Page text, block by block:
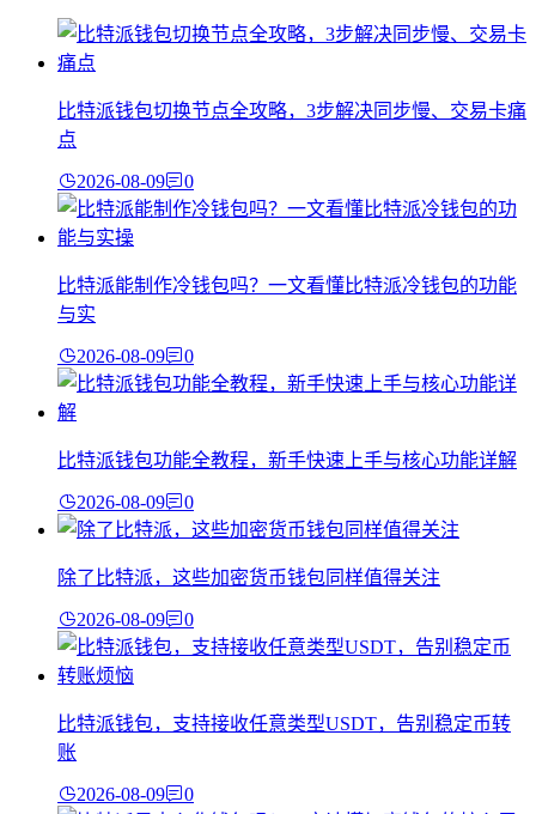
比特派钱包切换节点全攻略，3步解决同步慢、交易卡痛
点
2026-08-09 0
比特派能制作冷钱包吗？一文看懂比特派冷钱包的功能
与实
2026-08-09 0
比特派钱包功能全教程，新手快速上手与核心功能详解
2026-08-09 0
除了比特派，这些加密货币钱包同样值得关注
2026-08-09 0
比特派钱包，支持接收任意类型USDT，告别稳定币转
账
2026-08-09 0